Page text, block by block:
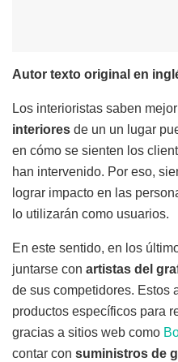
Autor texto original en
Los interioristas saben
interiores de un un lugar
en cómo se sienten los
han intervenido. Por eso,
lograr impacto en las
lo utilizarán como usuarios.
En este sentido, en los
juntarse con artistas del
de sus competidores. Estos
productos específicos para
gracias a sitios web como
contar con suministros de